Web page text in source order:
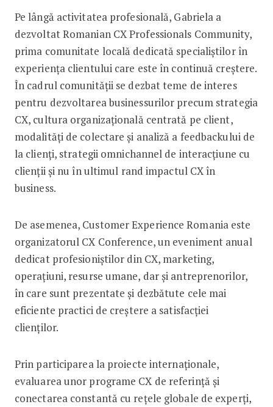
Pe lângă activitatea profesională, Gabriela a
dezvoltat Romanian CX Professionals Community,
prima comunitate locală dedicată specialiștilor în
experiența clientului care este în continuă creștere.
În cadrul comunității se dezbat teme de interes
pentru dezvoltarea businessurilor precum strategia
CX, cultura organizațională centrată pe client,
modalități de colectare și analiză a feedbackului de
la clienți, strategii omnichannel de interacțiune cu
clienții și nu în ultimul rand impactul CX în
business.
De asemenea, Customer Experience Romania este
organizatorul CX Conference, un eveniment anual
dedicat profesioniștilor din CX, marketing,
operațiuni, resurse umane, dar și antreprenorilor,
în care sunt prezentate și dezbătute cele mai
eficiente practici de creștere a satisfacției
clienților.
Prin participarea la proiecte internaționale,
evaluarea unor programe CX de referință și
conectarea constantă cu rețele globale de experți,